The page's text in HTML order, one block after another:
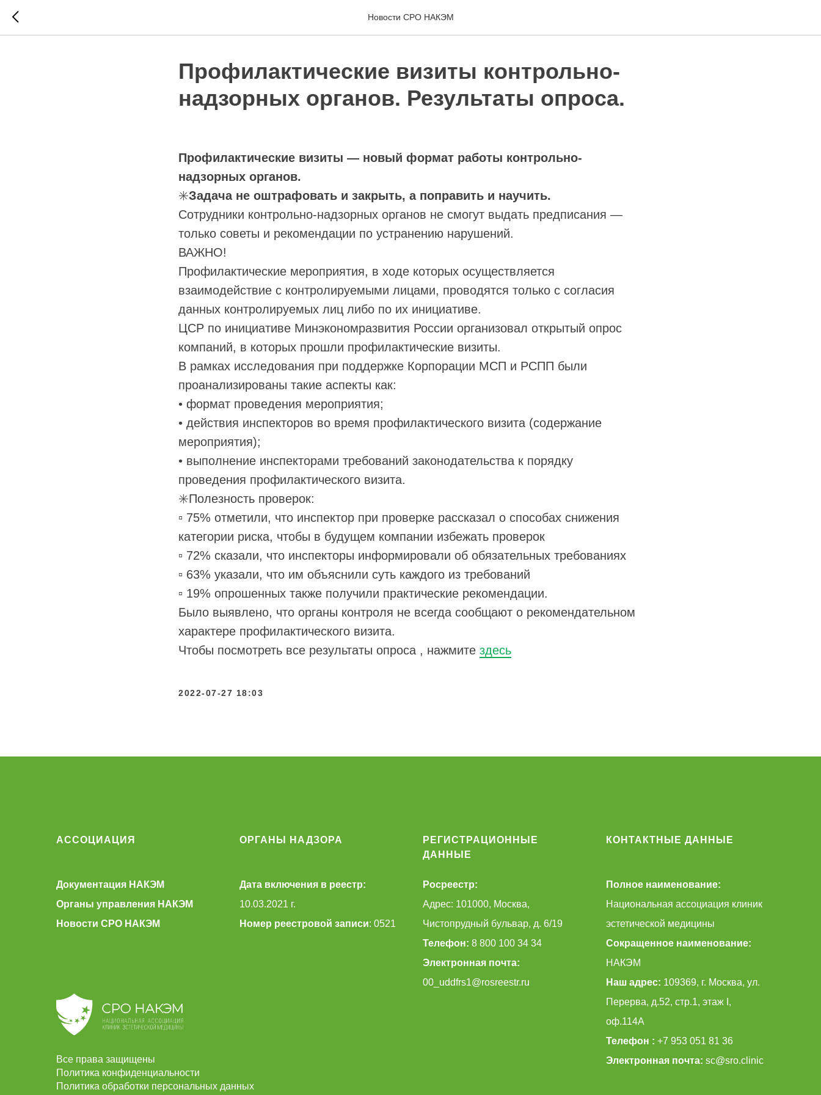
Новости СРО НАКЭМ
Профилактические визиты контрольно-
надзорных органов. Результаты опроса.
Профилактические визиты — новый формат работы контрольно-
надзорных органов.
✳️Задача не оштрафовать и закрыть, а поправить и научить.
Сотрудники контрольно-надзорных органов не смогут выдать предписания —
только советы и рекомендации по устранению нарушений.
ВАЖНО!
Профилактические мероприятия, в ходе которых осуществляется
взаимодействие с контролируемыми лицами, проводятся только с согласия
данных контролируемых лиц либо по их инициативе.
ЦСР по инициативе Минэкономразвития России организовал открытый опрос
компаний, в которых прошли профилактические визиты.
В рамках исследования при поддержке Корпорации МСП и РСПП были
проанализированы такие аспекты как:
• формат проведения мероприятия;
• действия инспекторов во время профилактического визита (содержание
мероприятия);
• выполнение инспекторами требований законодательства к порядку
проведения профилактического визита.
✳️Полезность проверок:
▫️ 75% отметили, что инспектор при проверке рассказал о способах снижения
категории риска, чтобы в будущем компании избежать проверок
▫️ 72% сказали, что инспекторы информировали об обязательных требованиях
▫️ 63% указали, что им объяснили суть каждого из требований
▫️ 19% опрошенных также получили практические рекомендации.
Было выявлено, что органы контроля не всегда сообщают о рекомендательном
характере профилактического визита.
Чтобы посмотреть все результаты опроса , нажмите здесь
2022-07-27 18:03
АССОЦИАЦИЯ
Документация НАКЭМ
Органы управления НАКЭМ
Новости СРО НАКЭМ
РЕГИСТРАЦИОННЫЕ
ДАННЫЕ
Росреестр:
Адрес: 101000, Москва,
Чистопрудный бульвар, д. 6/19
Телефон: 8 800 100 34 34
Электронная почта:
00_uddfrs1@rosreestr.ru
ОРГАНЫ НАДЗОРА
Дата включения в реестр:
10.03.2021 г.
Номер реестровой записи: 0521
КОНТАКТНЫЕ ДАННЫЕ
Полное наименование:
Национальная ассоциация клиник
эстетической медицины
Сокращенное наименование:
НАКЭМ
Наш адрес: 109369, г. Москва, ул.
Перерва, д.52, стр.1, этаж I,
оф.114А
Телефон : +7 953 051 81 36
Электронная почта: sc@sro.clinic
Все права защищены
Политика конфиденциальности
Политика обработки персональных данных